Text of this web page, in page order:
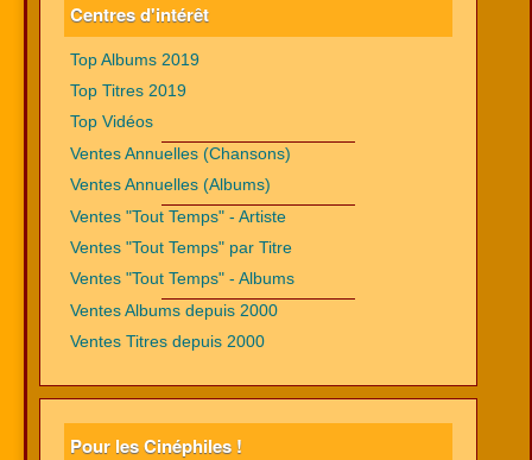
Centres d'intérêt
Top Albums 2019
Top Titres 2019
Top Vidéos
Ventes Annuelles (Chansons)
Ventes Annuelles (Albums)
Ventes "Tout Temps" - Artiste
Ventes "Tout Temps" par Titre
Ventes "Tout Temps" - Albums
Ventes Albums depuis 2000
Ventes Titres depuis 2000
Pour les Cinéphiles !